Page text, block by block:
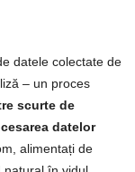
datele colectate de
– un proces
scurte de
datelor
alimentați de